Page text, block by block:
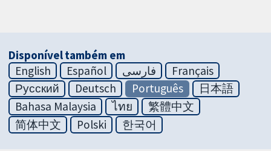
Disponível também em
English
Español فارسی
Français
Русский
Deutsch Português
日本語
Bahasa Malaysia
ไทย
繁體中文
简体中文
Polski 한국어